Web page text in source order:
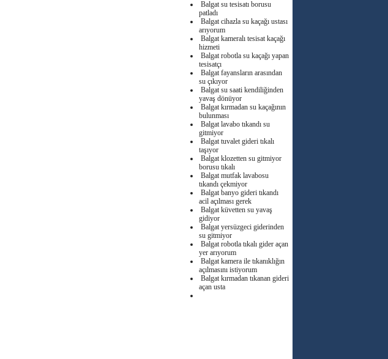
Balgat su tesisatı borusu
patladı
Balgat cihazla su kaçağı ustası
arıyorum
Balgat kameralı tesisat kaçağı
hizmeti
Balgat robotla su kaçağı yapan
tesisatçı
Balgat fayansların arasından
su çıkıyor
Balgat su saati kendiliğinden
yavaş dönüyor
Balgat kırmadan su kaçağının
bulunması
Balgat lavabo tıkandı su
gitmiyor
Balgat tuvalet gideri tıkalı
taşıyor
Balgat klozetten su gitmiyor
borusu tıkalı
Balgat mutfak lavabosu
tıkandı çekmiyor
Balgat banyo gideri tıkandı
acil açılması gerek
Balgat küvetten su yavaş
gidiyor
Balgat yersüzgeci giderinden
su gitmiyor
Balgat robotla tıkalı gider açan
yer arıyorum
Balgat kamera ile tıkanıklığın
açılmasını istiyorum
Balgat kırmadan tıkanan gideri
açan usta